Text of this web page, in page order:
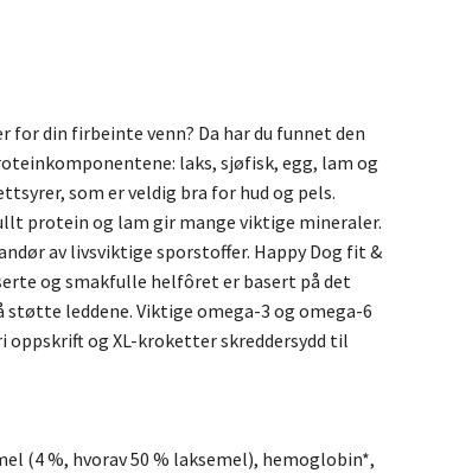
din firbeinte venn? Da har du funnet den
laks, sjøfisk, egg, lam og
som er veldig bra for hud og pels.
protein og lam gir mange viktige mineraler.
av livsviktige sporstoffer. Happy Dog fit &
og smakfulle helfôret er basert på det
leddene. Viktige omega-3 og omega-6
oppskrift og XL-kroketter skreddersydd til
(4 %, hvorav 50 % laksemel), hemoglobin*,